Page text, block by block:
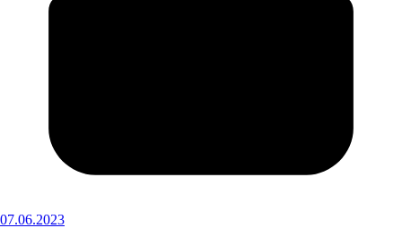
07.06.2023